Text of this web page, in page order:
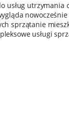
usług utrzymania
sprzątanie
usługi